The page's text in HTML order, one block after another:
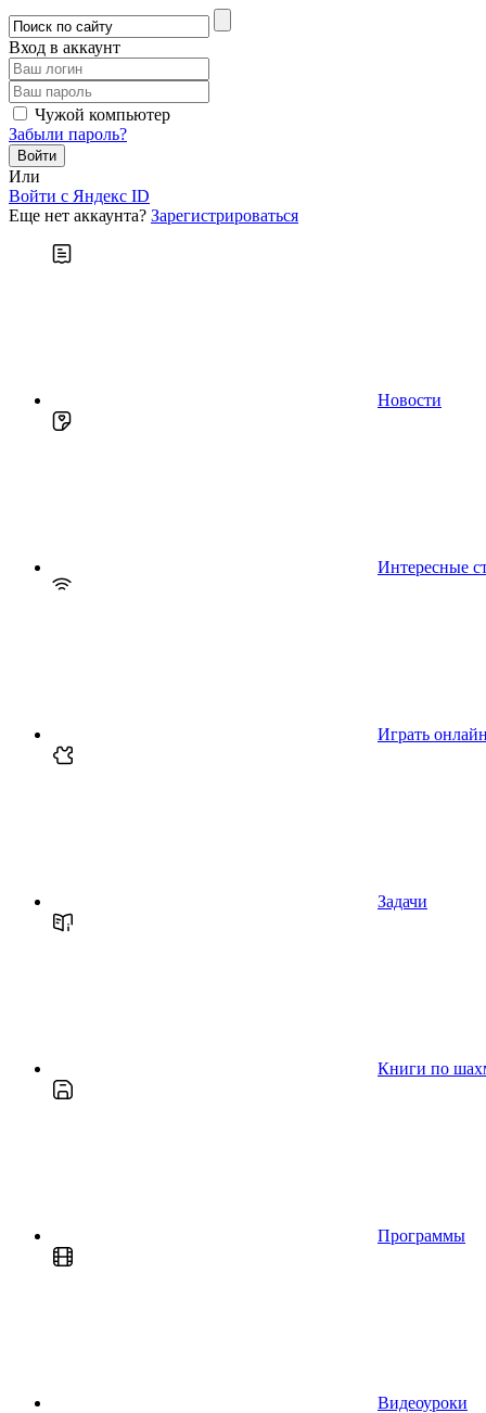
Вход в аккаунт
Чужой компьютер
Забыли пароль?
Или
Войти c Яндекс ID
Еще нет аккаунта? Зарегистрироваться
Новости
Интересные
Играть онлайн
Задачи
Книги по
Программы
Видеоуроки